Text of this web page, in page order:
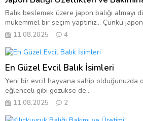
Balık beslemek üzere japon balığı almayı
mükemmel bir seçim yaptınız… Çünkü
11.08.2025 4
En Güzel Evcil Balık İsimleri
Yeni bir evcil hayvana sahip olduğunuzda
eğlenceli gibi gözükse de...
11.08.2025 2